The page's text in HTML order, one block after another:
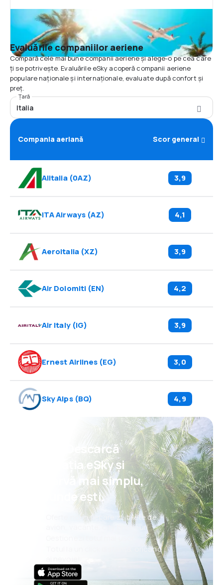
Evaluările companiilor aeriene
Compară cele mai bune companii aeriene și alege-o pe cea care
ți se potrivește. Evaluările eSky acoperă companii aeriene
populare naționale și internaționale, evaluate după confort și
preț.
Țară
Italia
Compania aeriană Scor general
Alitalia(0AZ) 3,9
ITA Airways(AZ) 4,1
Aeroitalia(XZ) 3,9
Air Dolomiti(EN) 4,2
Air Italy(IG) 3,9
Ernest Airlines (EG) 3,0
Sky Alps(BQ) 4,9
Psst! Descarcă
aplicația eSky și
rezervă mai simplu,
oriunde ești.
Oferte noi în fiecare zi: bilete de
avion, vacanțe, city break-uri
Totul la un click distanță, oricând